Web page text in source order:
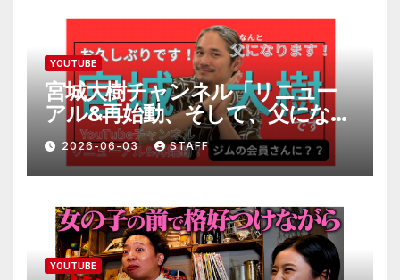
YOUTUBE
宮城大樹チャンネル「リニュー
アル&再始動、そして、父になり
ます。」
2026-06-03 STAFF
YOUTUBE